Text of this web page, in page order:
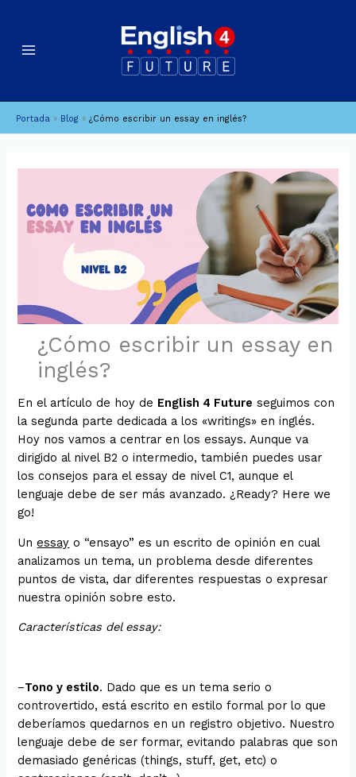
contenido
Portada » Blog » ¿Cómo escribir un essay en inglés?
¿Cómo escribir un essay en
inglés?
En el artículo de hoy de English 4 Future seguimos con
la segunda parte dedicada a los «writings» en inglés.
Hoy nos vamos a centrar en los essays. Aunque va
dirigido al nivel B2 o intermedio, también puedes usar
los consejos para el essay de nivel C1, aunque el
lenguaje debe de ser más avanzado. ¿Ready? Here we
go!
Unessay o “ensayo” es un escrito de opinión en cual
analizamos un tema, un problema desde diferentes
puntos de vista, dar diferentes respuestas o expresar
nuestra opinión sobre esto.
Características del essay:
–Tono y estilo. Dado que es un tema serio o
controvertido, está escrito en estilo formal por lo que
deberíamos quedarnos en un registro objetivo. Nuestro
lenguaje debe de ser formar, evitando palabras que son
demasiado genéricas (things, stuff, get, etc) o
a
i